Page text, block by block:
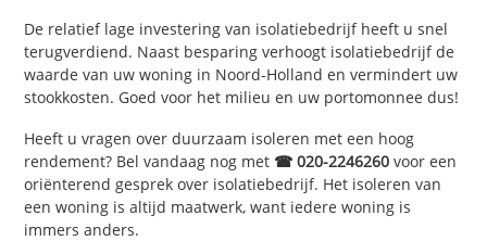
De relatief lage investering van isolatiebedrijf heeft u snel
terugverdiend. Naast besparing verhoogt isolatiebedrijf de
waarde van uw woning in Noord-Holland en vermindert uw
stookkosten. Goed voor het milieu en uw portomonnee dus!
Heeft u vragen over duurzaam isoleren met een hoog
rendement? Bel vandaag nog met ☎ 020-2246260 voor een
oriënterend gesprek over isolatiebedrijf. Het isoleren van
een woning is altijd maatwerk, want iedere woning is
immers anders.